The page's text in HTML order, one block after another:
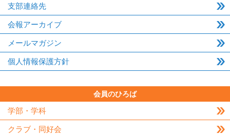
支部連絡先
会報アーカイブ
メールマガジン
個人情報保護方針
会員のひろば
学部・学科
クラブ・同好会